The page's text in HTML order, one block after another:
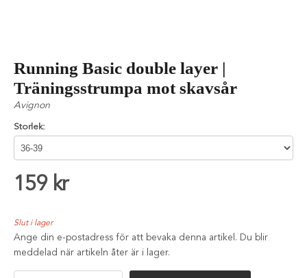
Running Basic double layer |
Träningsstrumpa mot skavsår
Avignon
Storlek:
159 kr
Slut i lager
Ange din e-postadress för att bevaka denna artikel. Du blir
meddelad när artikeln åter är i lager.